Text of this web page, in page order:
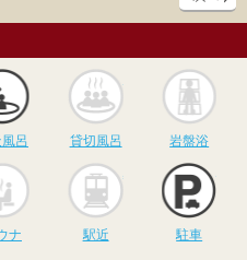
露天風呂
呂
貸切風呂
貸切風呂 岩盤浴
サウナ
ナ 駅近 駐車